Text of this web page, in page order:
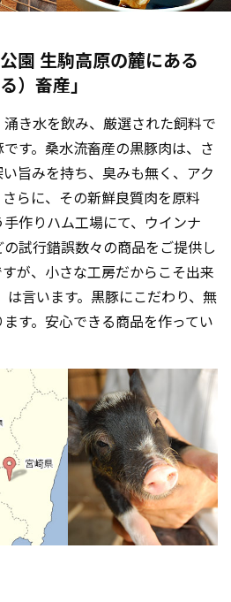
園 生駒高原の麓にある
）畜産」
き水を飲み、厳選された飼料で
す。桑水流畜産の黒豚肉は、さ
旨みを持ち、臭みも無く、アク
らに、その新鮮良質肉を原料
作りハム工場にて、ウインナ
試行錯誤数々の商品をご提供し
が、小さな工房だからこそ出来
は言います。黒豚にこだわり、無
す。安心できる商品を作ってい